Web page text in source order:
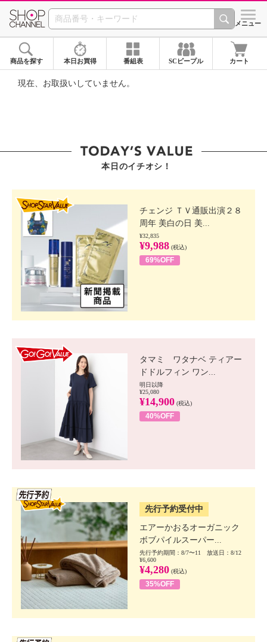
SHOP CHANNEL ショッ
メニュー
商品を探す 本日お買得 番組表 SCピープル カート
現在、お取扱いしていません。
本日のイチオシ！
チェンジ ＴＶ通販出演２８
周年 美白の日 美...
¥32,835
¥9,988 (税込)
69%OFF
タマミ ワタナベ ティアー
ドドルフィン ワン...
明日以降
¥25,080
¥14,900 (税込)
40%OFF
先行予約受付中
エアーかおるオーガニック
ボブパイルスーパー...
先行予約期間：8/7〜11 放送日：8/12
¥6,600
¥4,280 (税込)
35%OFF